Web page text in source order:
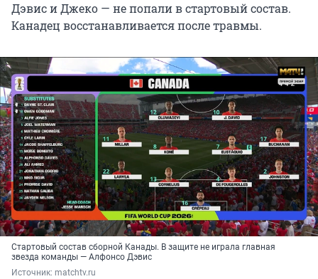
Дэвис и Джеко — не попали в стартовый состав.
Канадец восстанавливается после травмы.
Стартовый состав сборной Канады. В защите не играла главная
звезда команды — Алфонсо Дэвис
Источник: matchtv.ru